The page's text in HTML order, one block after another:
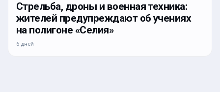
Стрельба, дроны и военная техника:
жителей предупреждают об учениях
на полигоне «Селия»
6 дней